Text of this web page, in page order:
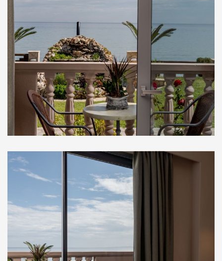
Στούντιο Ισογείου
Στούντιο Ισογείου